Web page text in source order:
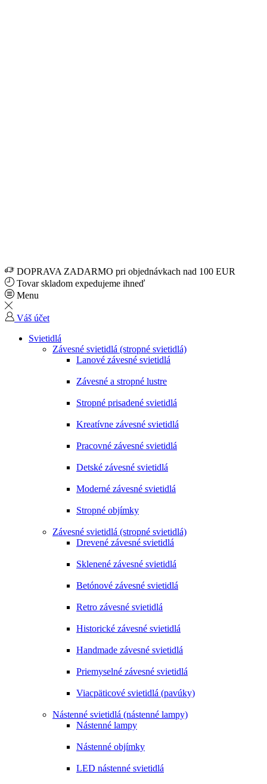
DOPRAVA ZADARMO pri objednávkach nad 100 EUR
Tovar skladom expedujeme ihneď
Menu
Váš účet
Svietidlá
Závesné svietidlá (stropné svietidlá)
Lanové závesné svietidlá
Závesné a stropné lustre
Stropné prisadené svietidlá
Kreatívne závesné svietidlá
Pracovné závesné svietidlá
Detské závesné svietidlá
Moderné závesné svietidlá
Stropné objímky
Závesné svietidlá (stropné svietidlá)
Drevené závesné svietidlá
Sklenené závesné svietidlá
Betónové závesné svietidlá
Retro závesné svietidlá
Historické závesné svietidlá
Handmade závesné svietidlá
Priemyselné závesné svietidlá
Viacpäticové svietidlá (pavúky)
Nástenné svietidlá (nástenné lampy)
Nástenné lampy
Nástenné objímky
LED nástenné svietidlá